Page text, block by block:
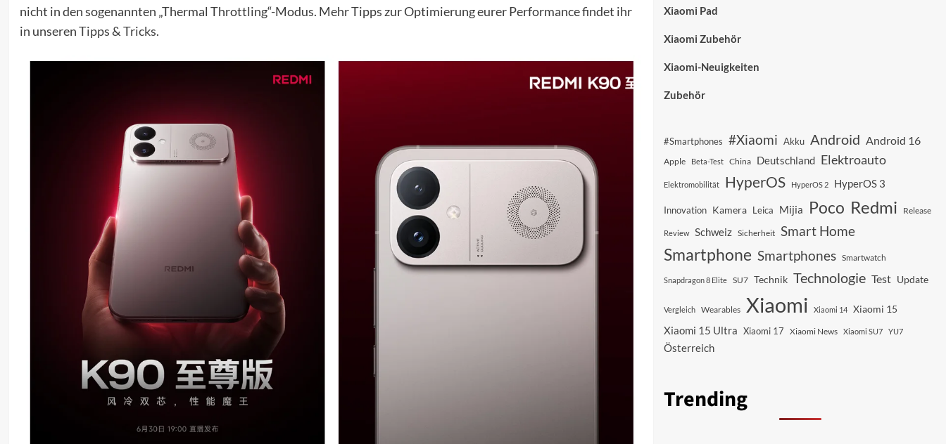
nicht in den sogenannten „Thermal Throttling“-Modus. Mehr Tipps zur Optimierung eurer Performance findet ihr
in unserenTipps & Tricks.
Xiaomi Pad
Xiaomi Zubehör
Xiaomi-Neuigkeiten
Zubehör
#Smartphones #Xiaomi Akku Android Android 16
Apple Beta-Test China Deutschland Elektroauto
Elektromobilität HyperOS HyperOS 2 HyperOS 3
Innovation Kamera Leica Mijia Poco Redmi Release
Review Schweiz Sicherheit Smart Home
Smartphone Smartphones Smartwatch
Snapdragon 8 Elite SU7 Technik Technologie Test Update
Vergleich Wearables Xiaomi Xiaomi 14 Xiaomi 15
Xiaomi 15 Ultra Xiaomi 17 Xiaomi News Xiaomi SU7 YU7
Österreich
Trending